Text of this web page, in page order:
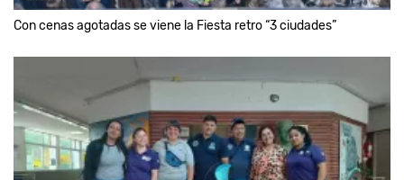
Con cenas agotadas se viene la Fiesta retro “3 ciudades”